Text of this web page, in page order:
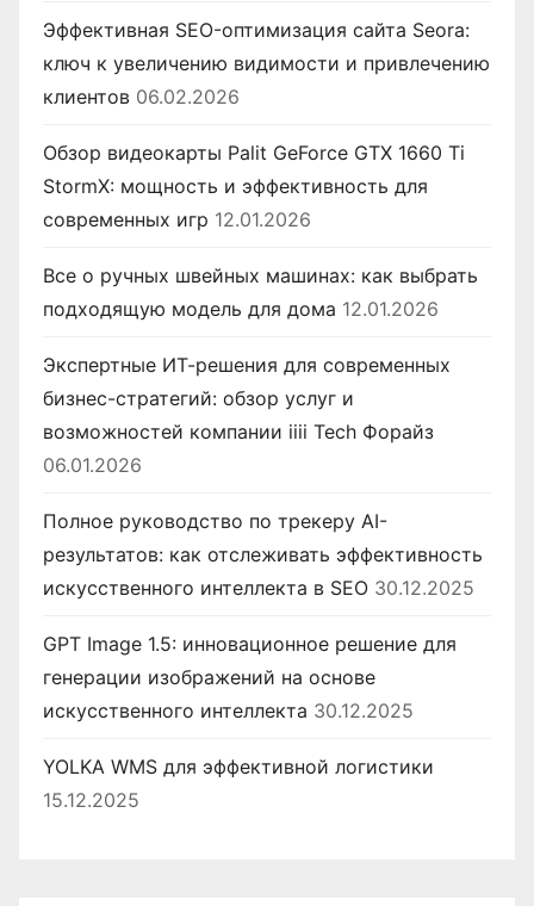
Эффективная SEO-оптимизация сайта Seora:
ключ к увеличению видимости и привлечению
клиентов 06.02.2026
Обзор видеокарты Palit GeForce GTX 1660 Ti
StormX: мощность и эффективность для
современных игр 12.01.2026
Все о ручных швейных машинах: как выбрать
подходящую модель для дома 12.01.2026
Экспертные ИТ-решения для современных
бизнес-стратегий: обзор услуг и
возможностей компании iiii Tech Форайз
06.01.2026
Полное руководство по трекеру AI-
результатов: как отслеживать эффективность
искусственного интеллекта в SEO 30.12.2025
GPT Image 1.5: инновационное решение для
генерации изображений на основе
искусственного интеллекта 30.12.2025
YOLKA WMS для эффективной логистики
15.12.2025